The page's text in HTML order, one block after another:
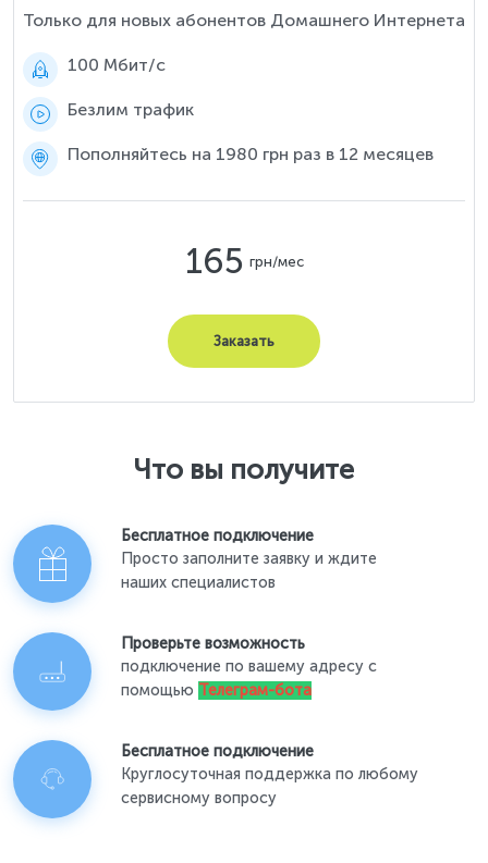
Только для новых абонентов Домашнего Интернета
100 Мбит/c
Безлим трафик
Пополняйтесь на 1980 грн раз в 12 месяцев
165 грн/мес
Заказать
Что вы получите
Бесплатное подключение
Просто заполните заявку и ждите
наших специалистов
Проверьте возможность
подключение по вашему адресу с
помощью Телеграм-бота
Бесплатное подключение
Круглосуточная поддержка по любому
сервисному вопросу